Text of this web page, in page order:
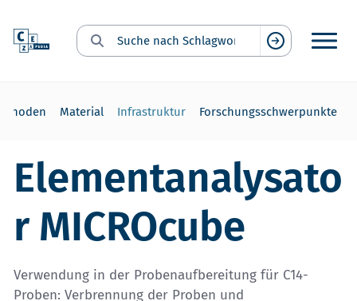
Suche nach Schlagwort:
Suchen
Material Infrastruktur Forschungsschwerpunkte
Elementanalysato
r MICROcube
Verwendung in der Probenaufbereitung für C14-
Proben: Verbrennung der Proben und